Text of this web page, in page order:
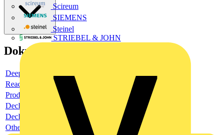
Scireum
SIEMENS
Steinel
STRIEBEL & JOHN
Dokumente
Deeplink product page
Reach Declaration URL
Product data sheet
Declaration RoHS
Declaration EPD
Others